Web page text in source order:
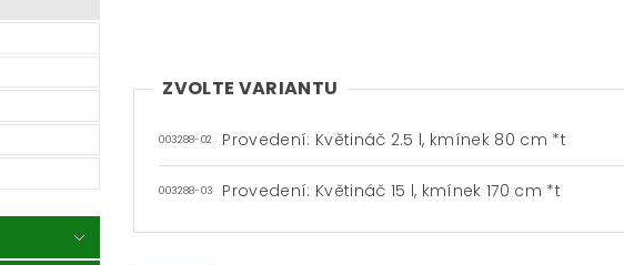
ZVOLTE VARIANTU
003288-02 Provedení: Květináč 2.5 l, kmínek 80 cm *t
003288-03 Provedení: Květináč 15 l, kmínek 170 cm *t